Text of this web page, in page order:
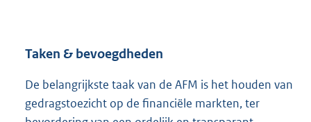
Taken & bevoegdheden
De belangrijkste taak van de AFM is het houden van
gedragstoezicht op de financiële markten, ter